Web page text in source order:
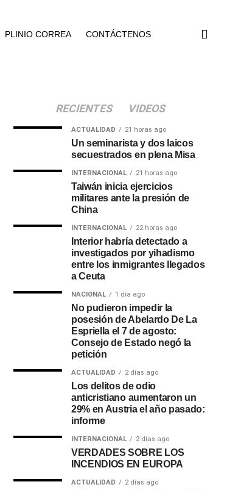
PLINIO CORREA CONTÁCTENOS
RECIENTES VIDEOS
ACTUALIDAD 21 horas ago
Un seminarista y dos laicos
secuestrados en plena Misa
INTERNACIONAL 21 horas ago
Taiwán inicia ejercicios
militares ante la presión de
China
INTERNACIONAL 22 horas ago
Interior habría detectado a
investigados por yihadismo
entre los inmigrantes llegados
a Ceuta
NACIONAL 1 día ago
No pudieron impedir la
posesión de Abelardo De La
Espriella el 7 de agosto:
Consejo de Estado negó la
petición
ACTUALIDAD 2 días ago
Los delitos de odio
anticristiano aumentaron un
29% en Austria el año pasado:
informe
INTERNACIONAL 2 días ago
VERDADES SOBRE LOS
INCENDIOS EN EUROPA
ACTUALIDAD 2 días ago